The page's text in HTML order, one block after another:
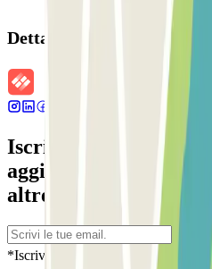
Dettagli della prenotazione
Iscriviti alla nostra
aggiornato su sconti,
altre sorprese.
*Iscrivendoti, accetti la nostra